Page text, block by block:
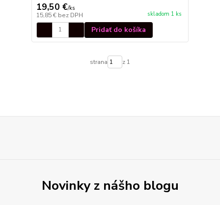
19,50 €/ks
15,85 € bez DPH skladom 1 ks
Pridať do košíka
strana z 1
Novinky z nášho blogu